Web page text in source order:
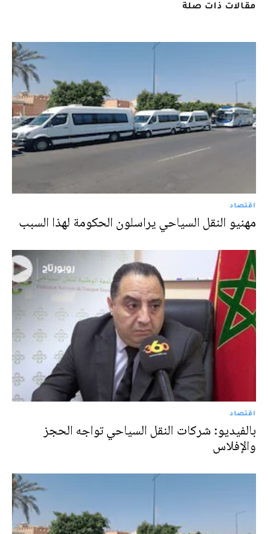
مقالات ذات صلة
اقتصاد
مهنيو النقل السياحي يراسلون الحكومة لهذا السبب
اقتصاد
بالفيديو: شركات النقل السياحي تواجه الحجز
والإفلاس